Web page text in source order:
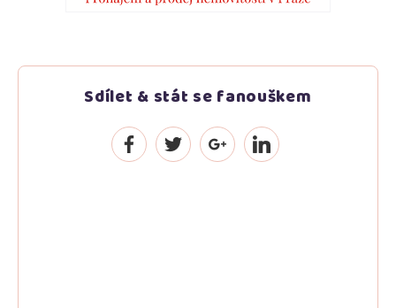
Sdílet & stát se fanouškem